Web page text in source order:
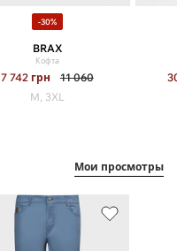
-30%
BRAX
Кофта
7 742 грн
11 060
M, 3XL
Мои просмотры